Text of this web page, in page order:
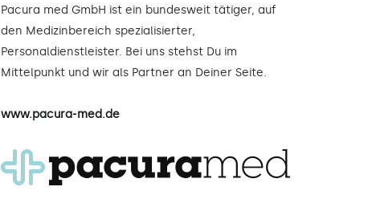
Pacura med GmbH ist ein bundesweit tätiger, auf
den Medizinbereich spezialisierter,
Personaldienstleister. Bei uns stehst Du im
Mittelpunkt und wir als Partner an Deiner Seite.
www.pacura-med.de